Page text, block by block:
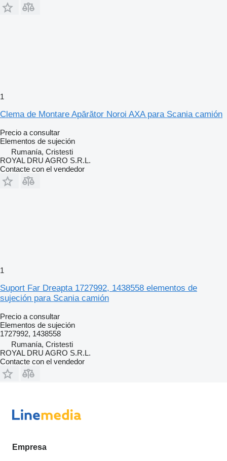
1
Clema de Montare Apărător Noroi AXA para Scania camión
Precio a consultar
Elementos de sujeción
Rumanía, Cristesti
ROYAL DRU AGRO S.R.L.
Contacte con el vendedor
1
Suport Far Dreapta 1727992, 1438558 elementos de
sujeción para Scania camión
Precio a consultar
Elementos de sujeción
1727992, 1438558
Rumanía, Cristesti
ROYAL DRU AGRO S.R.L.
Contacte con el vendedor
Empresa